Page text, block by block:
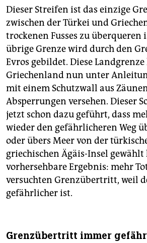
Dieser Streifen ist das einzige
zwischen der Türkei und
trockenen Fusses zu überqueren
übrige Grenze wird durch den
Evros gebildet. Diese Landgrenze
Griechenland nun unter
mit einem Schutzwall aus
Absperrungen versehen. Dieser
jetzt schon dazu geführt, dass
wieder den gefährlicheren Weg
oder übers Meer von der
griechischen Ägäis-Insel gewählt
vorhersehbare Ergebnis: mehr
versuchten Grenzübertritt, weil
gefährlicher ist.
Grenzübertritt immer